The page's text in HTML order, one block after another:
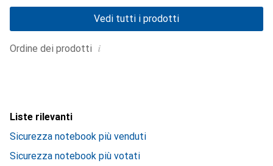
Ordine dei prodotti i
Vedi tutti i prodotti
Liste rilevanti
Sicurezza notebook più venduti
Sicurezza notebook più votati